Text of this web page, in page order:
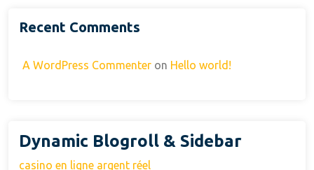
Recent Comments
A WordPress Commenter on Hello world!
Dynamic Blogroll & Sidebar
casino en ligne argent réel